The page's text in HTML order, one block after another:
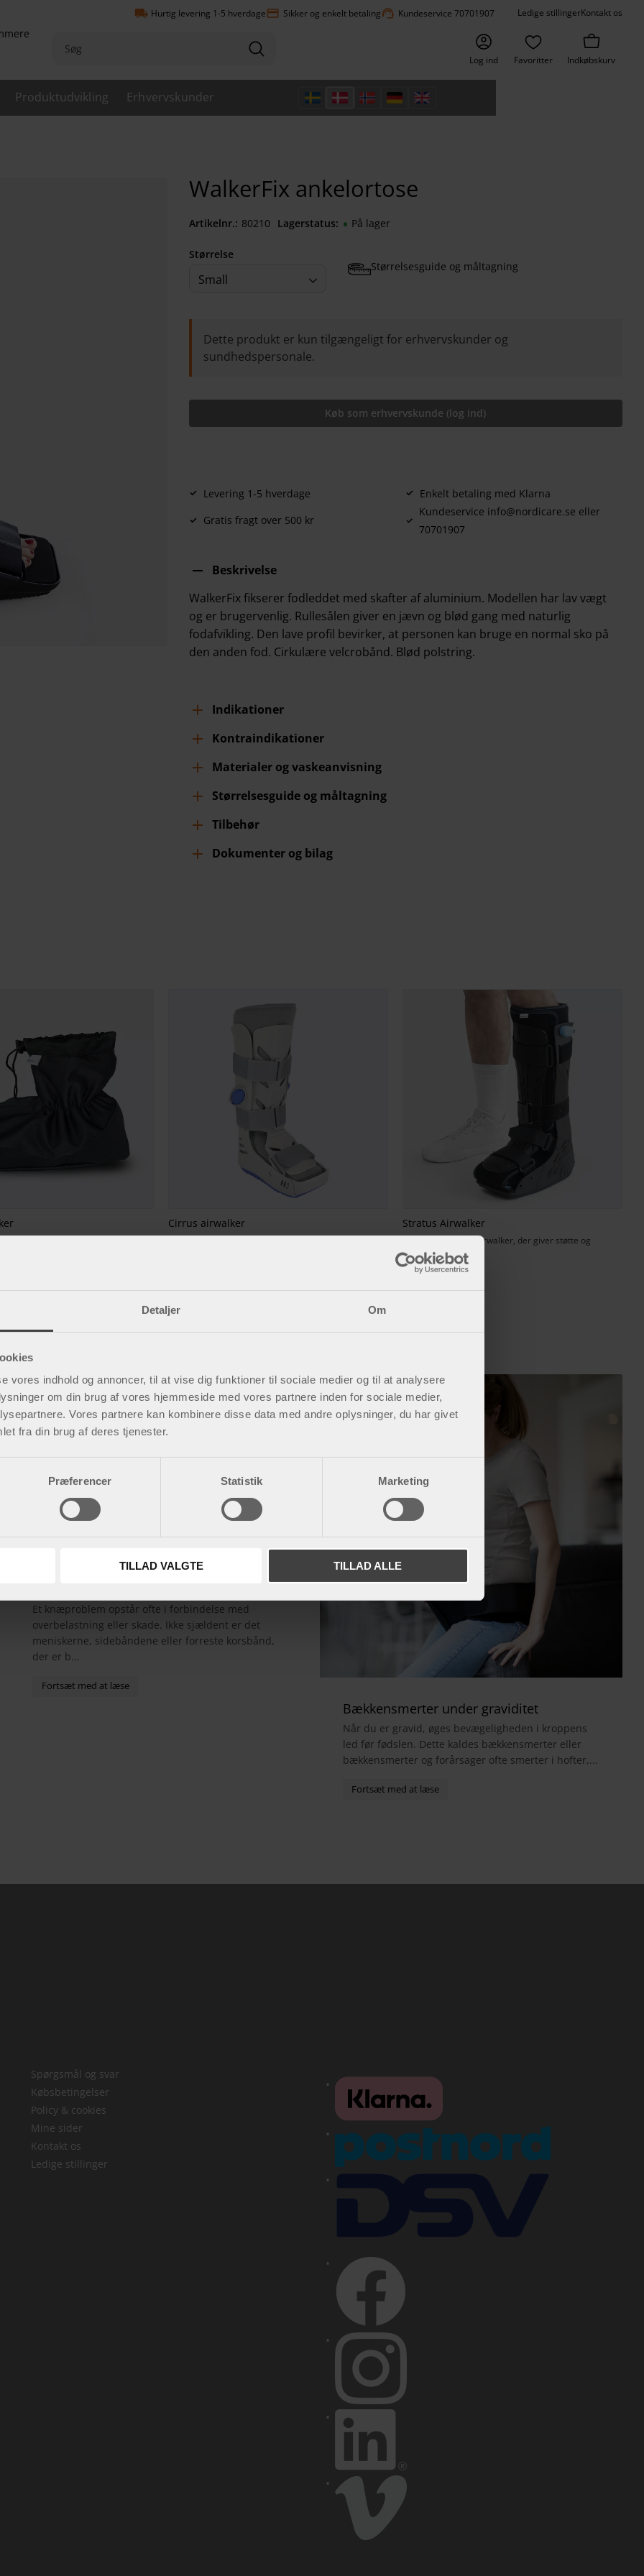
Detaljer Om
vores indhold og annoncer, til at vise dig funktioner til sociale medier og til at analysere
om din brug af vores hjemmeside med vores partnere inden for sociale medier,
Vores partnere kan kombinere disse data med andre oplysninger, du har givet
fra din brug af deres tjenester.
Præferencer Statistik Marketing
TILLAD VALGTE TILLAD ALLE
local_shipping Hurtig levering 1-5 hverdagepayment Sikker og enkelt betalingsupport_agent Kundeservice 70701907 Ledige stillingerKontakt os
Produktudvikling Erhvervskunder
Log ind Favoritter Indkøbskurv
WalkerFix ankelortose
Størrelse
Small
Størrelsesguide og måltagning
Dette produkt er kun tilgængeligt for erhvervskunder og
sundhedspersonale.
Køb som erhvervskunde (log ind)
Levering 1-5 hverdage
Enkelt betaling med Klarna
Gratis fragt over 500 kr
Kundeservice info@nordicare.se eller
70701907
Lagerstatus På lager
Artikelnr. 802100040
Beskrivelse
WalkerFix fikserer fodleddet med skafter af aluminium. Modellen har lav vægt
og er brugervenlig. Rullesålen giver en jævn og blød gang med naturlig
fodafvikling. Den lave profil bevirker, at personen kan bruge en normal sko på
den anden fod. Cirkulære velcrobånd. Blød polstring.
Indikationer
Kontraindikationer
Materialer og vaskeanvisning
Størrelsesguide og måltagning
Tilbehør
Dokumenter og bilag
Cirrus airwalker Stratus Airwalker
En itilpasningsbar airwalker, der giver støtte og
komfort.
Et knæproblem opstår ofte i forbindelse med
overbelastning eller skade. Ikke sjældent er det
meniskerne, sidebåndene eller forreste korsbånd,
der er b...
Bækkensmerter under graviditet
Når du er gravid, øges bevægeligheden i kroppens
led før fødslen. Dette kaldes bækkensmerter eller
bækkensmerter og forårsager ofte smerter i hofter,...
Spørgsmål og svar
Købsbetingelser
Policy & cookies
Mine sider
Kontakt os
Ledige stillinger